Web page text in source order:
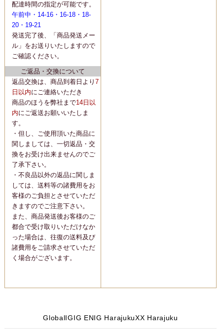
配達時間の指定が可能です。
午前中・14-16・16-18・18-
20・19-21
発送完了後、「商品発送メー
ル」をお送りいたしますので
ご確認ください。
ご返品・交換について
返品交換は、商品到着日より 7
日以内にご連絡いただき
商品のほうを弊社まで14日以
内にご返送お願いいたしま
す。
・但し、ご使用頂いた商品に
関しましては、一切返品・交
換をお受け出来ませんのでご
了承下さい。
・不良品以外の返品に関しま
しては、送料等の諸費用をお
客様のご負担とさせていただ
きますのでご注意下さい。
また、商品発送後お客様のご
都合で受け取りいただけなか
った場合は、往復の送料及び
諸費用をご請求させていただ
く場合がございます。
GlobalIGIG ENIG HarajukuXX Harajuku